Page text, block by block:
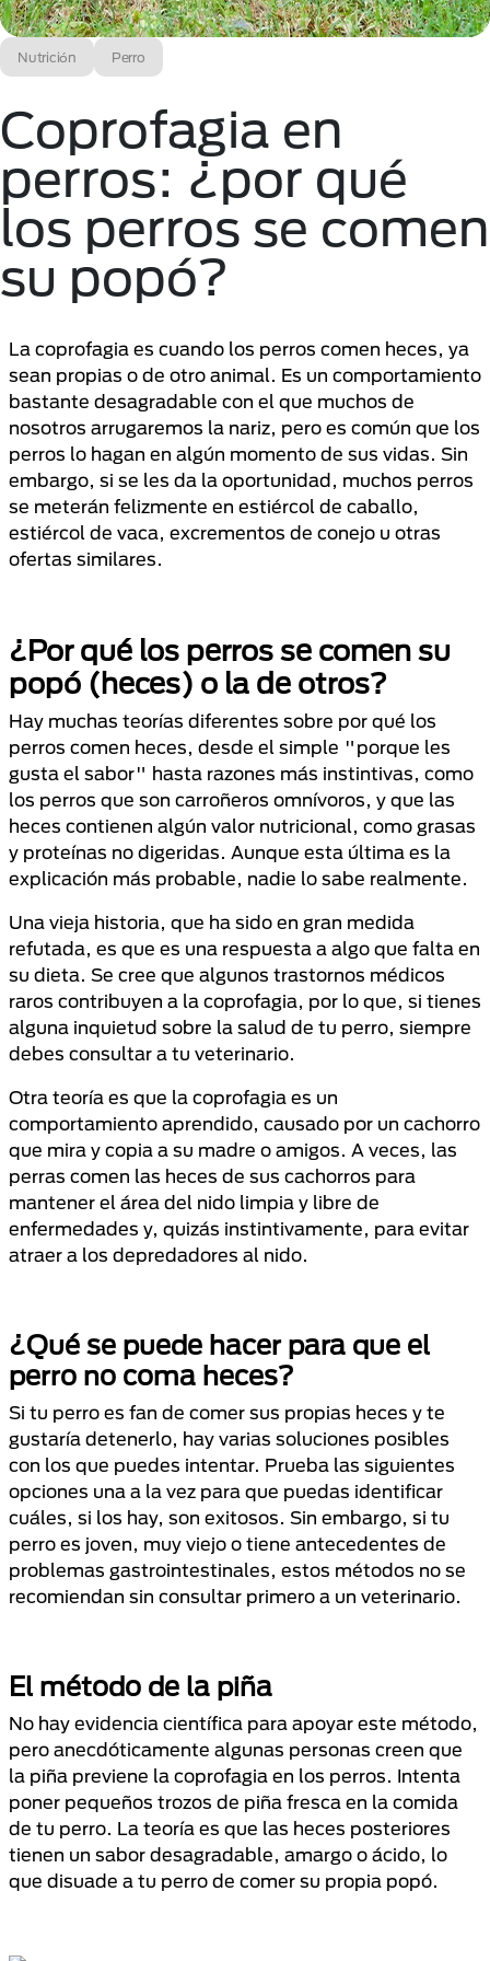
Nutrición Perro
Coprofagia en
perros: ¿por qué
los perros se comen
su popó?
La coprofagia es cuando los perros comen heces, ya
sean propias o de otro animal. Es un comportamiento
bastante desagradable con el que muchos de
nosotros arrugaremos la nariz, pero es común que los
perros lo hagan en algún momento de sus vidas. Sin
embargo, si se les da la oportunidad, muchos perros
se meterán felizmente en estiércol de caballo,
estiércol de vaca, excrementos de conejo u otras
ofertas similares.
¿Por qué los perros se comen su
popó (heces) o la de otros?
Hay muchas teorías diferentes sobre por qué los
perros comen heces, desde el simple "porque les
gusta el sabor" hasta razones más instintivas, como
los perros que son carroñeros omnívoros, y que las
heces contienen algún valor nutricional, como grasas
y proteínas no digeridas. Aunque esta última es la
explicación más probable, nadie lo sabe realmente.
Una vieja historia, que ha sido en gran medida
refutada, es que es una respuesta a algo que falta en
su dieta. Se cree que algunos trastornos médicos
raros contribuyen a la coprofagia, por lo que, si tienes
alguna inquietud sobre la salud de tu perro, siempre
debes consultar a tu veterinario.
Otra teoría es que la coprofagia es un
comportamiento aprendido, causado por un cachorro
que mira y copia a su madre o amigos. A veces, las
perras comen las heces de sus cachorros para
mantener el área del nido limpia y libre de
enfermedades y, quizás instintivamente, para evitar
atraer a los depredadores al nido.
¿Qué se puede hacer para que el
perro no coma heces?
Si tu perro es fan de comer sus propias heces y te
gustaría detenerlo, hay varias soluciones posibles
con los que puedes intentar. Prueba las siguientes
opciones una a la vez para que puedas identificar
cuáles, si los hay, son exitosos. Sin embargo, si tu
perro es joven, muy viejo o tiene antecedentes de
problemas gastrointestinales, estos métodos no se
recomiendan sin consultar primero a un veterinario.
El método de la piña
No hay evidencia científica para apoyar este método,
pero anecdóticamente algunas personas creen que
la piña previene la coprofagia en los perros. Intenta
poner pequeños trozos de piña fresca en la comida
de tu perro. La teoría es que las heces posteriores
tienen un sabor desagradable, amargo o ácido, lo
que disuade a tu perro de comer su propia popó.